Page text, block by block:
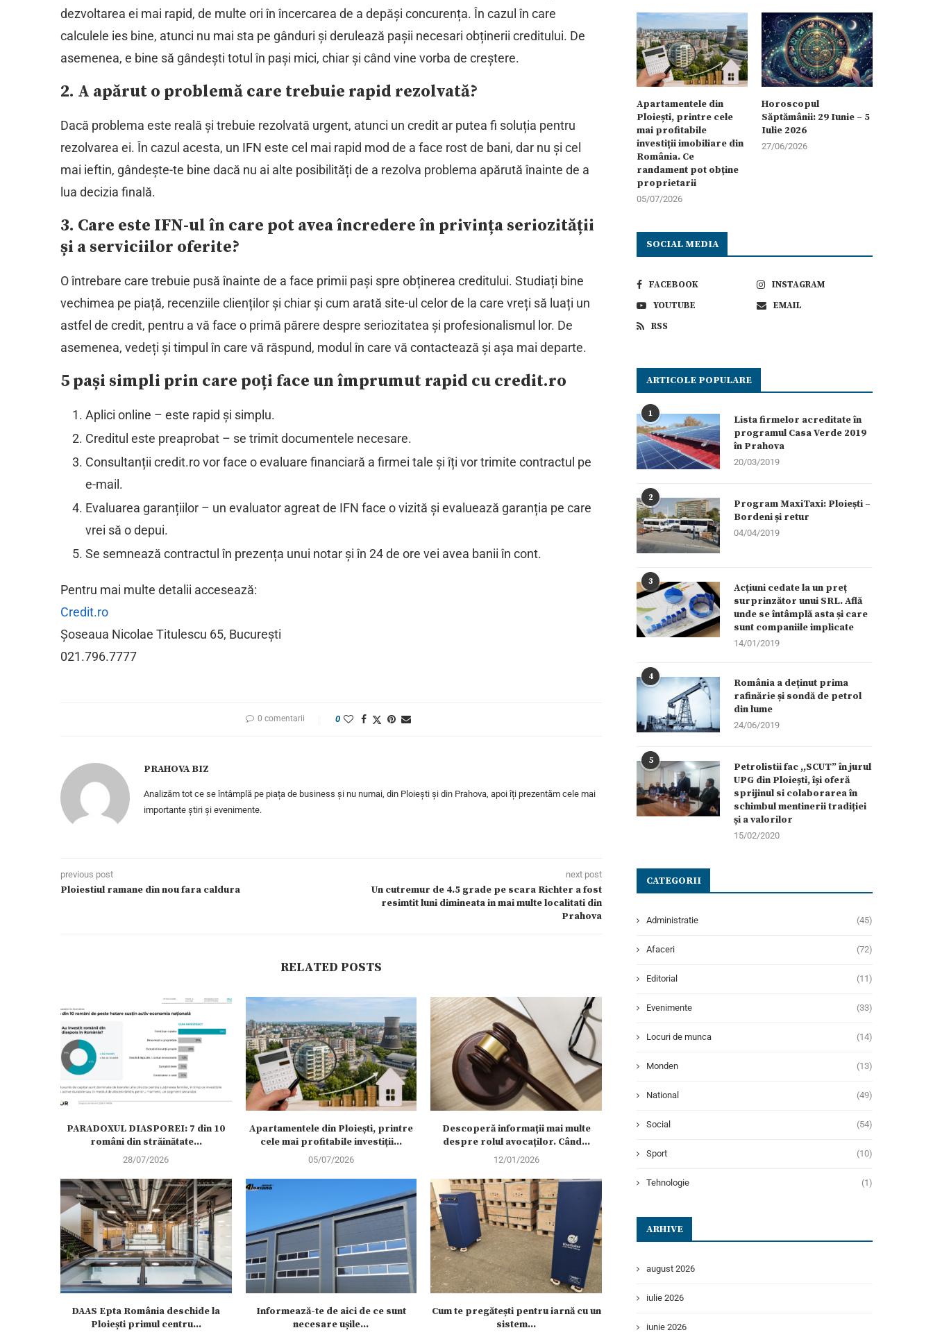
dezvoltarea ei mai rapid, de multe ori în încercarea de a depăși concurența. În cazul în care
calculele ies bine, atunci nu mai sta pe gânduri și derulează pașii necesari obținerii creditului. De
asemenea, e bine să gândești totul în pași mici, chiar și când vine vorba de creștere.
2. A apărut o problemă care trebuie rapid rezolvată?
Dacă problema este reală și trebuie rezolvată urgent, atunci un credit ar putea fi soluția pentru
rezolvarea ei. În cazul acesta, un IFN este cel mai rapid mod de a face rost de bani, dar nu și cel
mai ieftin, gândește-te bine dacă nu ai alte posibilități de a rezolva problema apărută înainte de a
lua decizia finală.
3. Care este IFN-ul în care pot avea încredere în privința seriozității
și a serviciilor oferite?
O întrebare care trebuie pusă înainte de a face primii pași spre obținerea creditului. Studiați bine
vechimea pe piață, recenziile clienților și chiar și cum arată site-ul celor de la care vreți să luați un
astfel de credit, pentru a vă face o primă părere despre seriozitatea și profesionalismul lor. De
asemenea, vedeți și timpul în care vă răspund, modul în care vă contactează și așa mai departe.
5 pași simpli prin care poți face un împrumut rapid cu credit.ro
Aplici online – este rapid și simplu.
Creditul este preaprobat – se trimit documentele necesare.
Consultanții credit.ro vor face o evaluare financiară a firmei tale și îți vor trimite contractul pe
e-mail.
Evaluarea garanțiilor – un evaluator agreat de IFN face o vizită și evaluează garanția pe care
vrei să o depui.
Se semnează contractul în prezența unui notar și în 24 de ore vei avea banii în cont.
Pentru mai multe detalii accesează:
Credit.ro
Șoseaua Nicolae Titulescu 65, București
021.796.7777
0 comentarii 0
PRAHOVA BIZ
Analizăm tot ce se întâmplă pe piața de business și nu numai, din Ploiești și din Prahova, apoi îți prezentăm cele mai
importante știri și evenimente.
previous post
Ploiestiul ramane din nou fara caldura
next post
Un cutremur de 4.5 grade pe scara Richter a fost
resimtit luni dimineata in mai multe localitati din
Prahova
RELATED POSTS
PARADOXUL DIASPOREI: 7 din 10
români din străinătate...
28/07/2026
Apartamentele din Ploiești, printre
cele mai profitabile investiții...
05/07/2026
Descoperă informații mai multe
despre rolul avocaților. Când...
12/01/2026
DAAS Epta România deschide la
Ploiești primul centru...
Informează-te de aici de ce sunt
necesare ușile...
Cum te pregătești pentru iarnă cu un
sistem...
Apartamentele din
Ploiești, printre cele
mai profitabile
investiții imobiliare din
România. Ce
randament pot obține
proprietarii
05/07/2026
Horoscopul
Săptămânii: 29 Iunie – 5
Iulie 2026
27/06/2026
SOCIAL MEDIA
FACEBOOK
INSTAGRAM
YOUTUBE
EMAIL
RSS
ARTICOLE POPULARE
1
Lista firmelor acreditate în
programul Casa Verde 2019
în Prahova
20/03/2019
2
Program MaxiTaxi: Ploiești –
Bordeni și retur
04/04/2019
3
Acțiuni cedate la un preț
surprinzător unui SRL. Află
unde se întâmplă asta și care
sunt companiile implicate
14/01/2019
4
România a deținut prima
rafinărie și sondă de petrol
din lume
24/06/2019
5
Petrolistii fac ,,SCUT” în jurul
UPG din Ploiești, își oferă
sprijinul si colaborarea în
schimbul mentinerii tradiției
și a valorilor
15/02/2020
CATEGORII
Administratie (45)
Afaceri (72)
Editorial (11)
Evenimente (33)
Locuri de munca (14)
Monden (13)
National (49)
Social (54)
Sport (10)
Tehnologie (1)
ARHIVE
august 2026
iulie 2026
iunie 2026